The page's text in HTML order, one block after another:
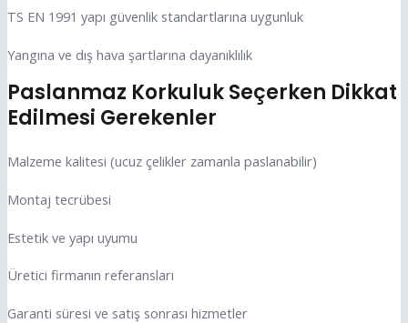
TS EN 1991 yapı güvenlik standartlarına uygunluk
Yangına ve dış hava şartlarına dayanıklılık
Paslanmaz Korkuluk Seçerken Dikkat
Edilmesi Gerekenler
Malzeme kalitesi (ucuz çelikler zamanla paslanabilir)
Montaj tecrübesi
Estetik ve yapı uyumu
Üretici firmanın referansları
Garanti süresi ve satış sonrası hizmetler